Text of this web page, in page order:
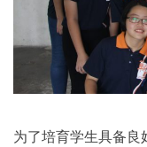
为了培育学生具备良